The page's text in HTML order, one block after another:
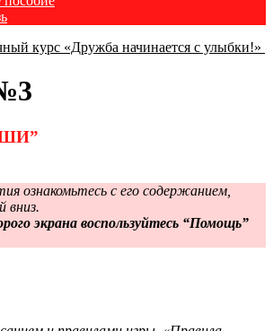
курс «Дружба начинается с улыбки!»
ознакомьтесь с его содержанием,
вниз.
экрана воспользуйтесь “Помощь”